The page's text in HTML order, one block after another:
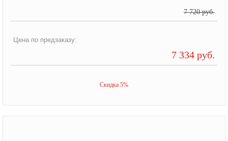
7 720 руб.
Цена по предзаказу:
7 334 руб.
Скидка 5%